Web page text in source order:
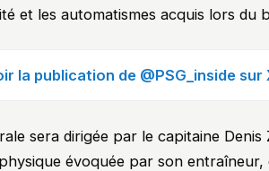
et les automatismes acquis lors du
la publication de @PSG_inside sur
sera dirigée par le capitaine Denis
évoquée par son entraîneur,